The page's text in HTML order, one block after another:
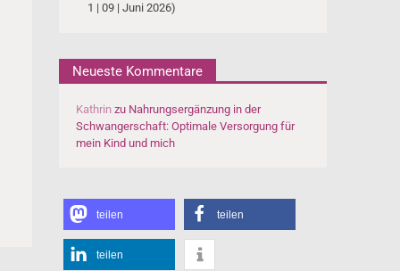
1 | 09 | Juni 2026)
Neueste Kommentare
Kathrinzu Nahrungsergänzung in der
Schwangerschaft: Optimale Versorgung für
mein Kind und mich
teilen teilen
teilen